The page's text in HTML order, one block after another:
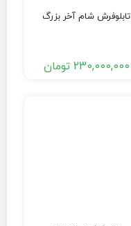
تابلوفرش شام آخر بزرگ
230,000,000 تومان